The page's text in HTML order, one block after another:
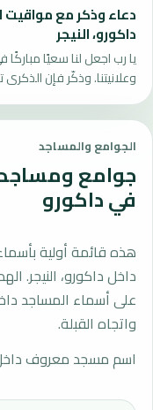
دعاء وذكر مع مواقيت
داكورو، النيجر
يا رب اجعل لنا سعيًا مباركًا
وعلانيتنا. وذكّر فإن
الجوامع والمساجد
جوامع
في داكورو
هذه قائمة أولية
داخل داكورو، النيجر.
على أسماء المساجد
واتجاه القبلة.
اسم مسجد معروف